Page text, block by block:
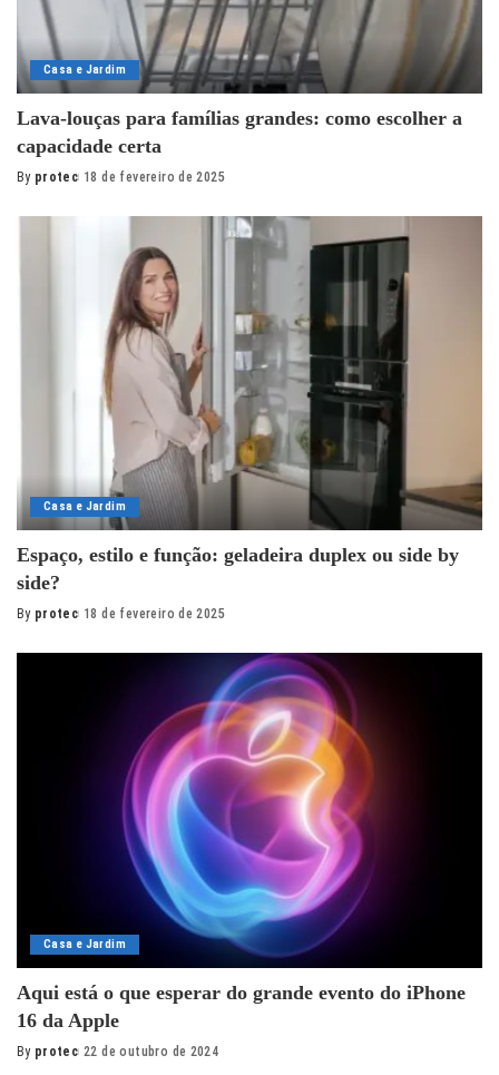
Casa e Jardim
Lava-louças para famílias grandes: como escolher a
capacidade certa
Posted
By protec 18 de fevereiro de 2025
Casa e Jardim
Espaço, estilo e função: geladeira duplex ou side by
side?
Posted
By protec 18 de fevereiro de 2025
Casa e Jardim
Aqui está o que esperar do grande evento do iPhone
16 da Apple
Posted
By protec 22 de outubro de 2024